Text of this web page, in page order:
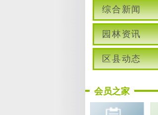
综合新闻
园林资讯
区县动态
会员之家